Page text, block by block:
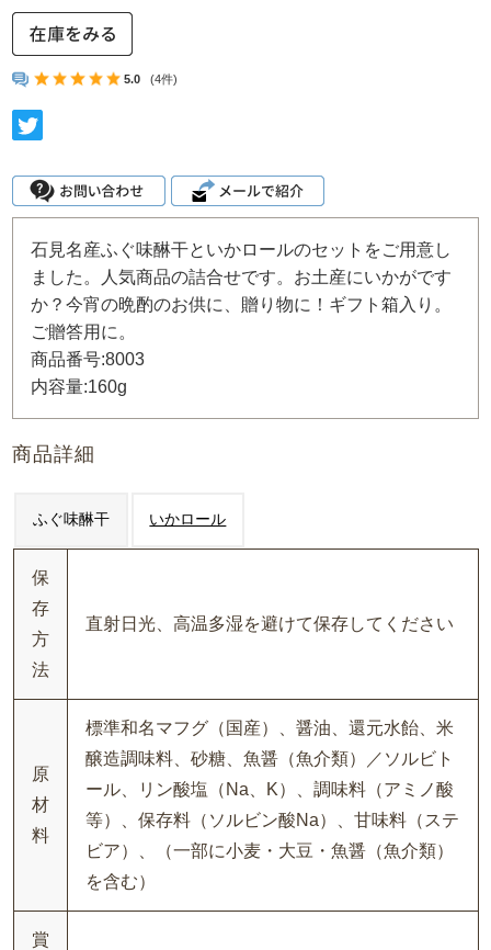
5.0 (4件)
石見名産ふぐ味醂干といかロールのセットをご用意し
ました。人気商品の詰合せです。お土産にいかがです
か？今宵の晩酌のお供に、贈り物に！ギフト箱入り。
ご贈答用に。
商品番号:8003
内容量:160g
商品詳細
ふぐ味醂干 いかロール
保
存
方
法
直射日光、高温多湿を避けて保存してください
原
材
料
標準和名マフグ（国産）、醤油、還元水飴、米
醸造調味料、砂糖、魚醤（魚介類）／ソルビト
ール、リン酸塩（Na、K）、調味料（アミノ酸
等）、保存料（ソルビン酸Na）、甘味料（ステ
ビア）、（一部に小麦・大豆・魚醤（魚介類）
を含む）
賞